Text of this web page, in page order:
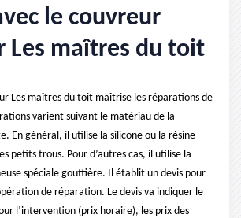
le couvreur
Les maîtres du toit
Les maîtres du toit maîtrise les réparations de
varient suivant le matériau de la
En général, il utilise la silicone ou la résine
petits trous. Pour d’autres cas, il utilise la
spéciale gouttière. Il établit un devis pour
de réparation. Le devis va indiquer le
l’intervention (prix horaire), les prix des